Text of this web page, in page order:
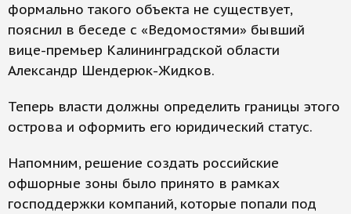
формально такого объекта не существует,
пояснил в беседе с «Ведомостями» бывший
вице-премьер Калининградской области
Александр Шендерюк-Жидков.
Теперь власти должны определить границы этого
острова и оформить его юридический статус.
Напомним, решение создать российские
офшорные зоны было принято в рамках
господдержки компаний, которые попали под